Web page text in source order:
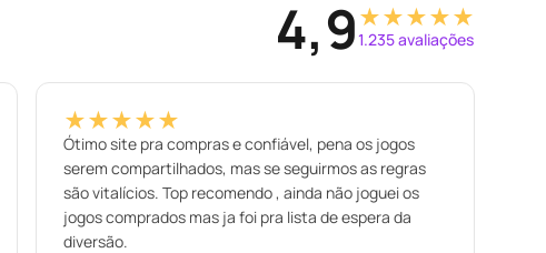
4,9★★★★★
1.235 avaliações
★★★★★
Ótimo site pra compras e confiável, pena os jogos
serem compartilhados, mas se seguirmos as regras
são vitalícios. Top recomendo , ainda não joguei os
jogos comprados mas ja foi pra lista de espera da
diversão.